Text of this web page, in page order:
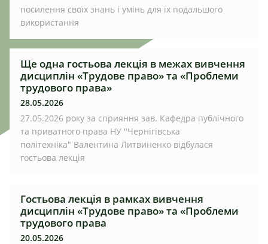
посилення своїх знань і умінь для їх подальшого
використання
Ще одна гостьова лекція в межах вивчення
дисциплін «Трудове право» та «Проблеми
трудового права»
28.05.2026
27.05.2026 року за сприяння зав. Кафедра публічного
та приватного права НУ "Чернігівська
політехніка" Валентина Литвиненко відбулася
гостьова лекція
Гостьова лекція в рамках вивчення
дисциплін «Трудове право» та «Проблеми
трудового права
20.05.2026